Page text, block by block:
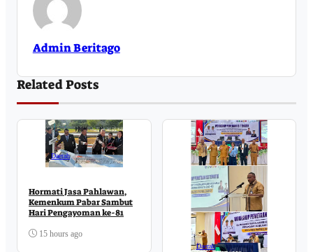
Admin Beritago
Related Posts
Daerah
Hormati Jasa Pahlawan,
Kemenkum Pabar Sambut
Hari Pengayoman ke-81
15 hours ago
Daerah